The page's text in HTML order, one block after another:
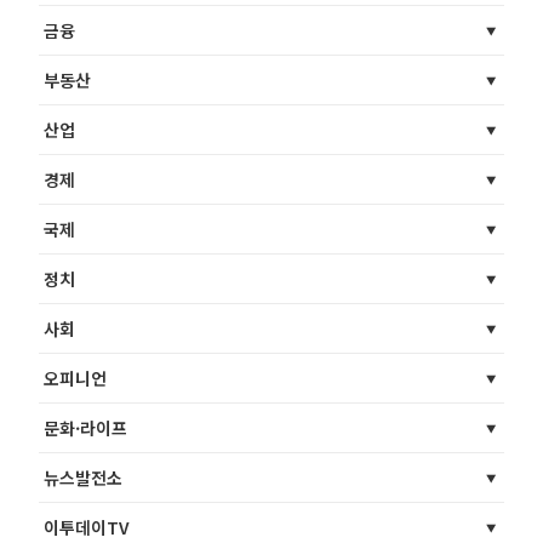
금융
부동산
산업
경제
국제
정치
사회
오피니언
문화·라이프
뉴스발전소
이투데이TV